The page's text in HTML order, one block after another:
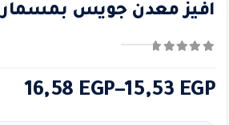
افيز معدن جويس بمسمار
15,53 EGP
–
16,58 EGP
نطاق